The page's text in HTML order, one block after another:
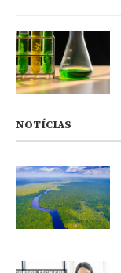
NOTÍCIAS